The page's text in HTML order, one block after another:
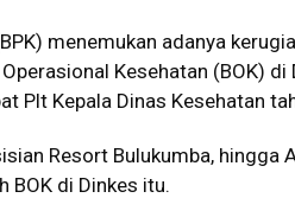
menemukan adanya
Kesehatan (BOK) di
Plt Kepala Dinas Kesehatan
Resort Bulukumba, hingga
BOK di Dinkes itu.